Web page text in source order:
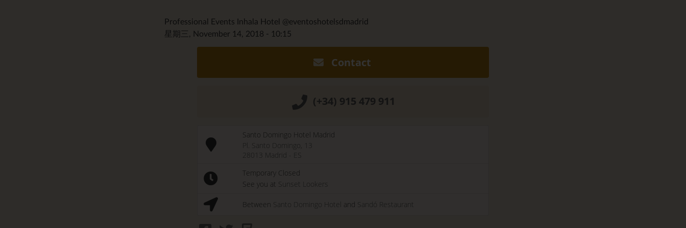
Professional Events Inhala Hotel @eventoshotelsdmadrid
星期三, November 14, 2018 - 10:15
Contact
(+34) 915 479 911
Santo Domingo Hotel Madrid
Pl. Santo Domingo, 13
28013
Madrid
Temporary Closed
See you at
Sunset Lookers
Between Santo Domingo Hotel and Sandó Restaurant